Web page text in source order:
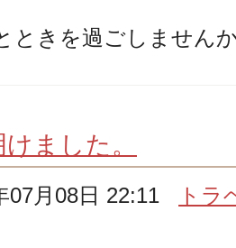
ときを過ごしません
ました。
07月08日 22:11 トラ